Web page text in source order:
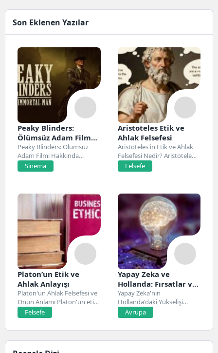
Son Eklenen Yazılar
Peaky Blinders:
Ölümsüz Adam Film
Konusu, Oyuncuları
ve İnceleme
Peaky Blinders: Ölümsüz
Adam Filmi Hakkında
Netflix’te 20 Mart 2026...
Sinema
Aristoteles Etik ve
Ahlak Felsefesi
Aristoteles'in Etik ve Ahlak
Felsefesi Nedir? Aristoteles,
Antik Yunan felsefesinin...
Felsefe
Platon’un Etik ve
Ahlak Anlayışı
Platon'un Ahlak Felsefesi ve
Onun Anlamı Platon'un etik
ve ahlak...
Felsefe
Yapay Zeka ve
Hollanda: Fırsatlar ve
Zorluklar
Yapay Zeka'nın
Hollanda'daki Yükselişi
Hollanda, son yıllarda yapay
zeka alanında...
Avrupa